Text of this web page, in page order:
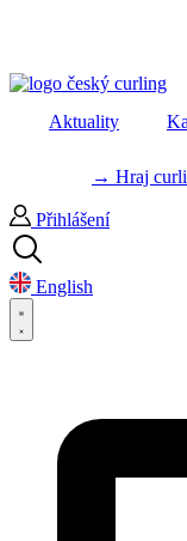
Aktuality
→ Hraj
Přihlášení
English